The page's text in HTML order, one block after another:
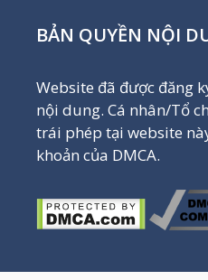
BẢN QUYỀN NỘI
Website đã được đăng
nội dung. Cá nhân/Tổ
trái phép tại website
khoản của DMCA.